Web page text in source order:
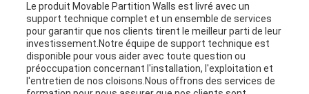
Le produit Movable Partition Walls est livré avec un
support technique complet et un ensemble de services
pour garantir que nos clients tirent le meilleur parti de leur
investissement.Notre équipe de support technique est
disponible pour vous aider avec toute question ou
préoccupation concernant l'installation, l'exploitation et
l'entretien de nos cloisons.Nous offrons des services de